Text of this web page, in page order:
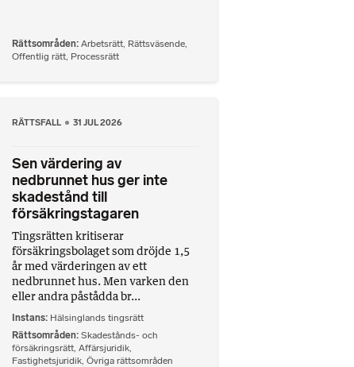
Rättsområden Arbetsrätt Rättsväsende
Offentlig rätt Processrätt
RÄTTSFALL 31 JUL 2026
Sen värdering av
nedbrunnet hus ger inte
skadestånd till
försäkringstagaren
Tingsrätten kritiserar
försäkringsbolaget som dröjde 1,5
år med värderingen av ett
nedbrunnet hus. Men varken den
eller andra påstådda br...
Instans Hälsinglands tingsrätt
Rättsområden Skadestånds- och
försäkringsrätt Affärsjuridik
Fastighetsjuridik Övriga rättsområden